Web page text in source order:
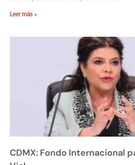
Leer más »
CDMX: Fondo Internacional